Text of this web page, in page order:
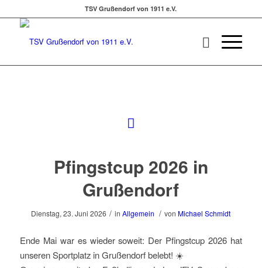
TSV Grußendorf von 1911 e.V.
Pfingstcup 2026 in
Grußendorf
Dienstag, 23. Juni 2026 / inAllgemein / von Michael Schmidt
Ende Mai war es wieder soweit: Der Pfingstcup 2026 hat
unseren Sportplatz in Grußendorf belebt! ☀️